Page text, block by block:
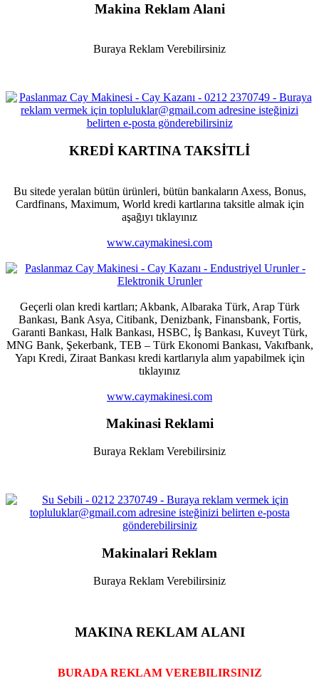
Makina Reklam Alani
Buraya Reklam Verebilirsiniz
KREDİ KARTINA TAKSİTLİ
Bu sitede yeralan bütün ürünleri, bütün bankaların Axess, Bonus,
Cardfinans, Maximum, World kredi kartlarına taksitle almak için
aşağıyı tıklayınız
www.caymakinesi.com
Geçerli olan kredi kartları; Akbank, Albaraka Türk, Arap Türk
Bankası, Bank Asya, Citibank, Denizbank, Finansbank, Fortis,
Garanti Bankası, Halk Bankası, HSBC, İş Bankası, Kuveyt Türk,
MNG Bank, Şekerbank, TEB – Türk Ekonomi Bankası, Vakıfbank,
Yapı Kredi, Ziraat Bankası kredi kartlarıyla alım yapabilmek için
tıklayınız
www.caymakinesi.com
Makinasi Reklami
Buraya Reklam Verebilirsiniz
Makinalari Reklam
Buraya Reklam Verebilirsiniz
MAKINA REKLAM ALANI
BURADA REKLAM VEREBILIRSINIZ